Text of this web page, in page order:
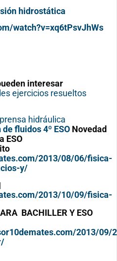
hidrostática
watch?v=xq6tPsvJhWs
interesar
ejercicios resueltos
hidráulica
fluidos 4º ESO Novedad
ESO
2013/08/06/fisica-
y/
2013/10/09/fisica-
BACHILLER Y ESO
2013/09/